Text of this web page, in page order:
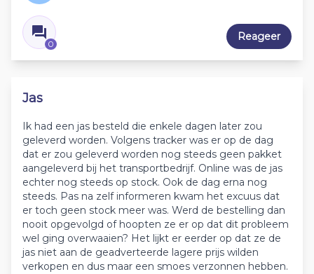
0
Reageer
Jas
Ik had een jas besteld die enkele dagen later zou
geleverd worden. Volgens tracker was er op de dag
dat er zou geleverd worden nog steeds geen pakket
aangeleverd bij het transportbedrijf. Online was de jas
echter nog steeds op stock. Ook de dag erna nog
steeds. Pas na zelf informeren kwam het excuus dat
er toch geen stock meer was. Werd de bestelling dan
nooit opgevolgd of hoopten ze er op dat dit probleem
wel ging overwaaien? Het lijkt er eerder op dat ze de
jas niet aan de geadverteerde lagere prijs wilden
verkopen en dus maar een smoes verzonnen hebben.